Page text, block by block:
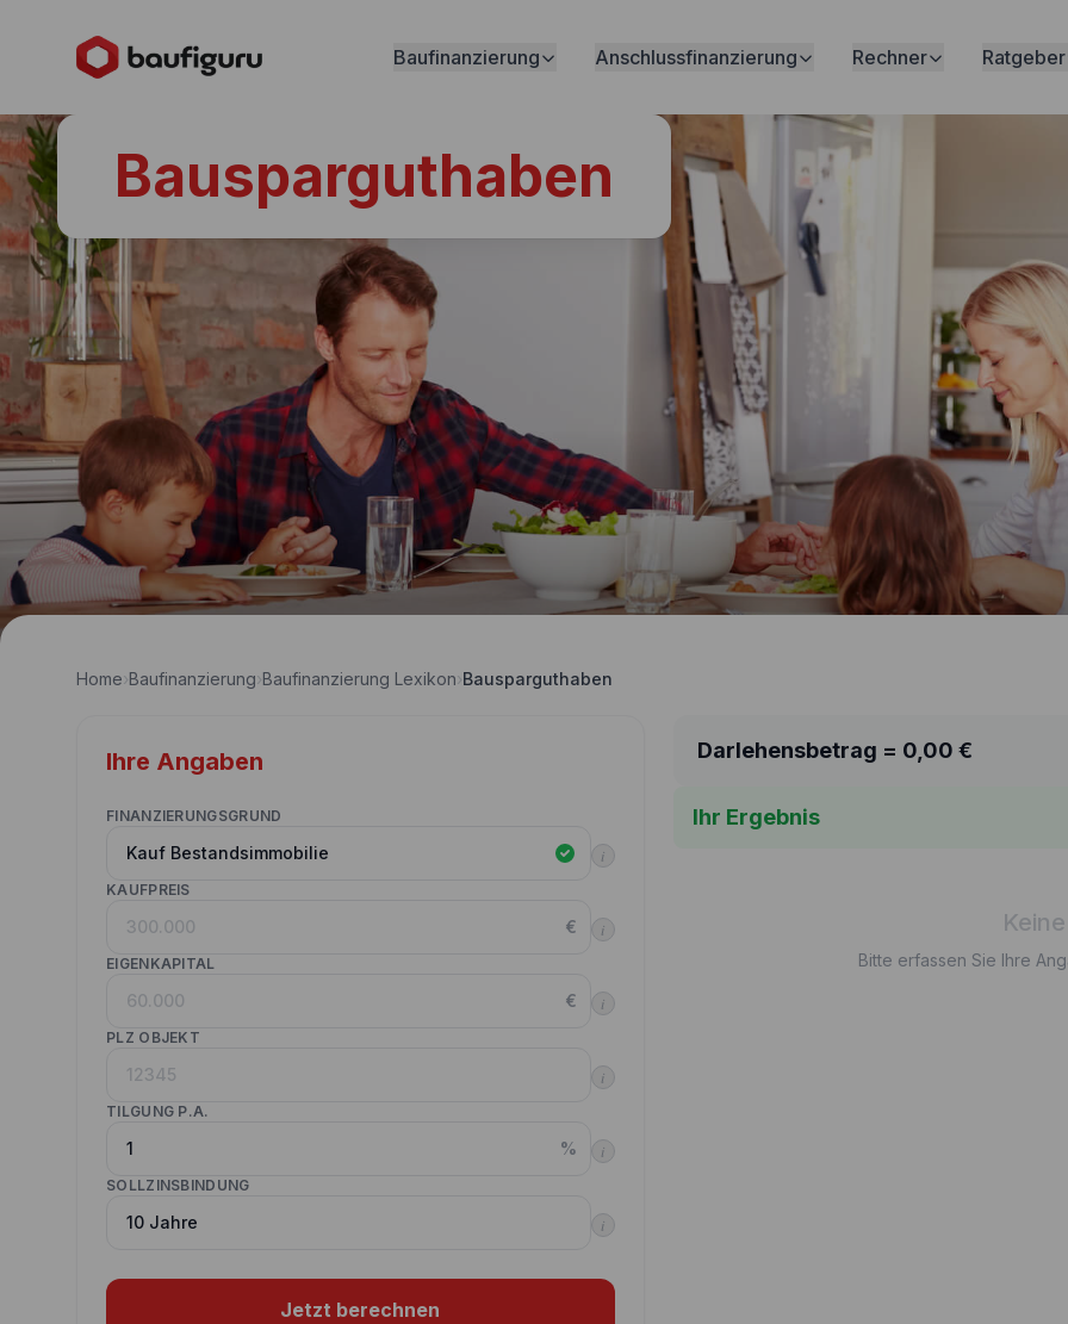
Baufinanzierung Anschlussfinanzierung Rechner Ratgeber
Bausparguthaben
Home›Baufinanzierung›Baufinanzierung Lexikon›Bausparguthaben
Ihre Angaben
FINANZIERUNGSGRUND
i
KAUFPREIS
€ i
EIGENKAPITAL
€ i
PLZ OBJEKT
i
TILGUNG P.A.
% i
SOLLZINSBINDUNG
i
Jetzt berechnen
Darlehensbetrag = 0,00 €
Ihr Ergebnis
Bitte erfassen Sie Ihre